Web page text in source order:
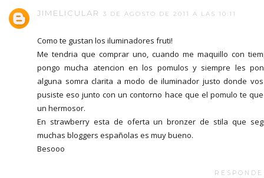
JIMELICULAR 3 DE AGOSTO DE 2011 A LAS 10:11
Como te gustan los iluminadores fruti!
Me tendria que comprar uno, cuando me maquillo con
pongo mucha atencion en los pomulos y siempre les
alguna somra clarita a modo de iluminador justo donde
pusiste eso junto con un contorno hace que el pomulo te
un hermosor.
En strawberry esta de oferta un bronzer de stila que
muchas bloggers españolas es muy bueno.
Besooo